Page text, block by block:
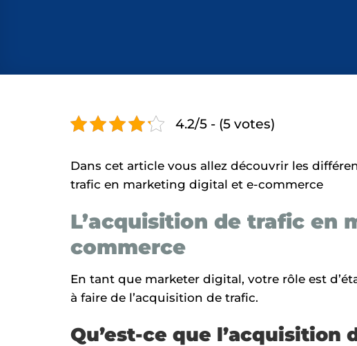
4.2/5 - (5 votes)
Dans cet article vous allez découvrir les
trafic en marketing digital et e-commerce
L’acquisition de trafic en
commerce
En tant que marketer digital, votre rôle est
à faire de l’acquisition de trafic.
Qu’est-ce que l’acquisition